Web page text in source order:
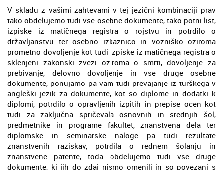
V skladu z vašimi zahtevami v tej jezični kombinaciji prav
tako obdelujemo tudi vse osebne dokumente, tako potni list,
izpiske iz matičnega registra o rojstvu in potrdilo o
državljanstvu ter osebno izkaznico in vozniško oziroma
prometno dovoljenje kot tudi izpiske iz matičnega registra o
sklenjeni zakonski zvezi oziroma o smrti, dovoljenje za
prebivanje, delovno dovoljenje in vse druge osebne
dokumente, ponujamo pa vam tudi prevajanje iz turškega v
angleški jezik za dokumente, kot so diplome in dodatki k
diplomi, potrdilo o opravljenih izpitih in prepise ocen kot
tudi za zaključna spričevala osnovnih in srednjih šol,
predmetnike in programe fakultet, znanstvena dela ter
diplomske in seminarske naloge pa tudi rezultate
znanstvenih raziskav, potrdila o rednem šolanju in
znanstvene patente, toda obdelujemo tudi vse druge
dokumente, ki jih do zdaj nismo omenili in so povezani s